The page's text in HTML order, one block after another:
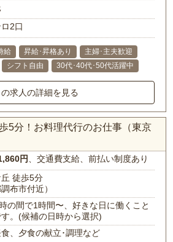
2口
給 昇給･昇格あり
主婦･主夫歓迎
シフト自由 30代･40代･50代活躍中
の求人の詳細を見る
5分！お料理代行のお仕事（東京
円 、交通費支給、前払い制度あり
徒歩5分
調布市付近）
の間で1時間〜、好きな日に働くこと
。(候補の日時から選択)
、夕食の献立･調理など